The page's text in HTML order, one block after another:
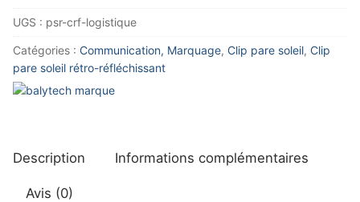
soleil
CRF
LOGISTIQUE
UGS : psr-crf-logistique
Catégories : Communication, Marquage, Clip pare soleil, Clip
pare soleil rétro-réfléchissant
Description Informations complémentaires
Avis (0)